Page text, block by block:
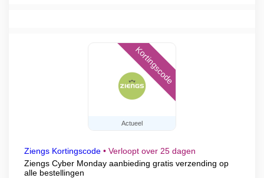
Actueel
Kortingscode
Ziengs Kortingscode • Verloopt over 25 dagen
Ziengs Cyber Monday aanbieding gratis verzending op
alle bestellingen